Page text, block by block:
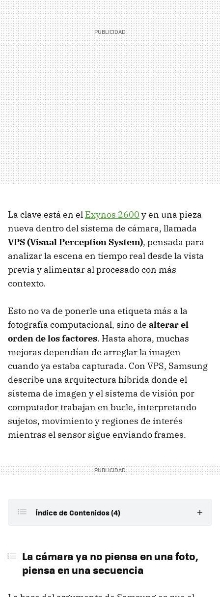
La clave está en el Exynos 2600 y en una pieza
nueva dentro del sistema de cámara, llamada
VPS (Visual Perception System), pensada para
analizar la escena en tiempo real desde la vista
previa y alimentar al procesado con más
contexto.
Esto no va de ponerle una etiqueta más a la
fotografía computacional, sino de alterar el
orden de los factores. Hasta ahora, muchas
mejoras dependían de arreglar la imagen
cuando ya estaba capturada. Con VPS, Samsung
describe una arquitectura híbrida donde el
sistema de imagen y el sistema de visión por
computador trabajan en bucle, interpretando
sujetos, movimiento y regiones de interés
mientras el sensor sigue enviando frames.
Índice de Contenidos (4)
VPS en Exynos 2600: un subsistema dedicado para
La cámara ya no piensa en una foto,
piensa en una secuencia